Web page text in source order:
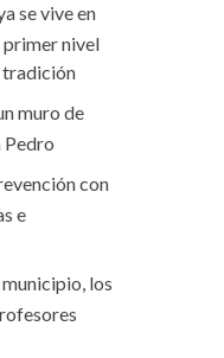
se vive en
primer nivel
tradición
muro de
Pedro
con
e
los